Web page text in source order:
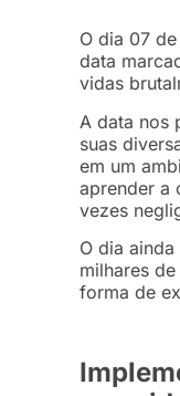
O dia 07
data
vidas
A data nos
suas
em um
aprender a
vezes
O dia
milhares
forma de